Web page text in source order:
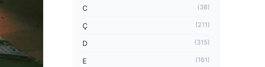
C (38)
Ç (211)
D (315)
E (161)